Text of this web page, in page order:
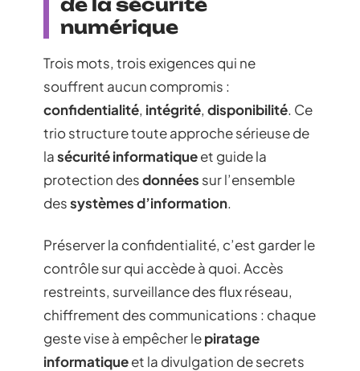
de la sécurité
numérique
Trois mots, trois exigences qui ne
souffrent aucun compromis :
confidentialité, intégrité, disponibilité. Ce
trio structure toute approche sérieuse de
lasécurité informatiqueet guide la
protection desdonnées sur l’ensemble
dessystèmes d’information.
Préserver la confidentialité, c’est garder le
contrôle sur qui accède à quoi. Accès
restreints, surveillance des flux réseau,
chiffrement des communications : chaque
geste vise à empêcher lepiratage
informatiqueet la divulgation de secrets